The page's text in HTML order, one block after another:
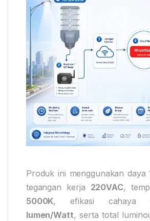
Produk ini menggunakan daya
tegangan kerja 220VAC,
5000K, efikasi cahaya
lumen/Watt, serta total